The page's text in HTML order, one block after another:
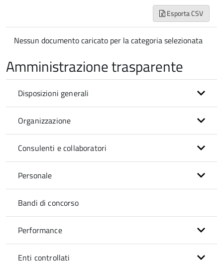
Esporta CSV
Nessun documento caricato per la categoria selezionata
Amministrazione trasparente
Disposizioni generali
Organizzazione
Consulenti e collaboratori
Personale
Bandi di concorso
Performance
Enti controllati